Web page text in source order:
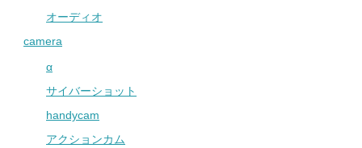
オーディオ
camera
α
サイバーショット
handycam
アクションカム